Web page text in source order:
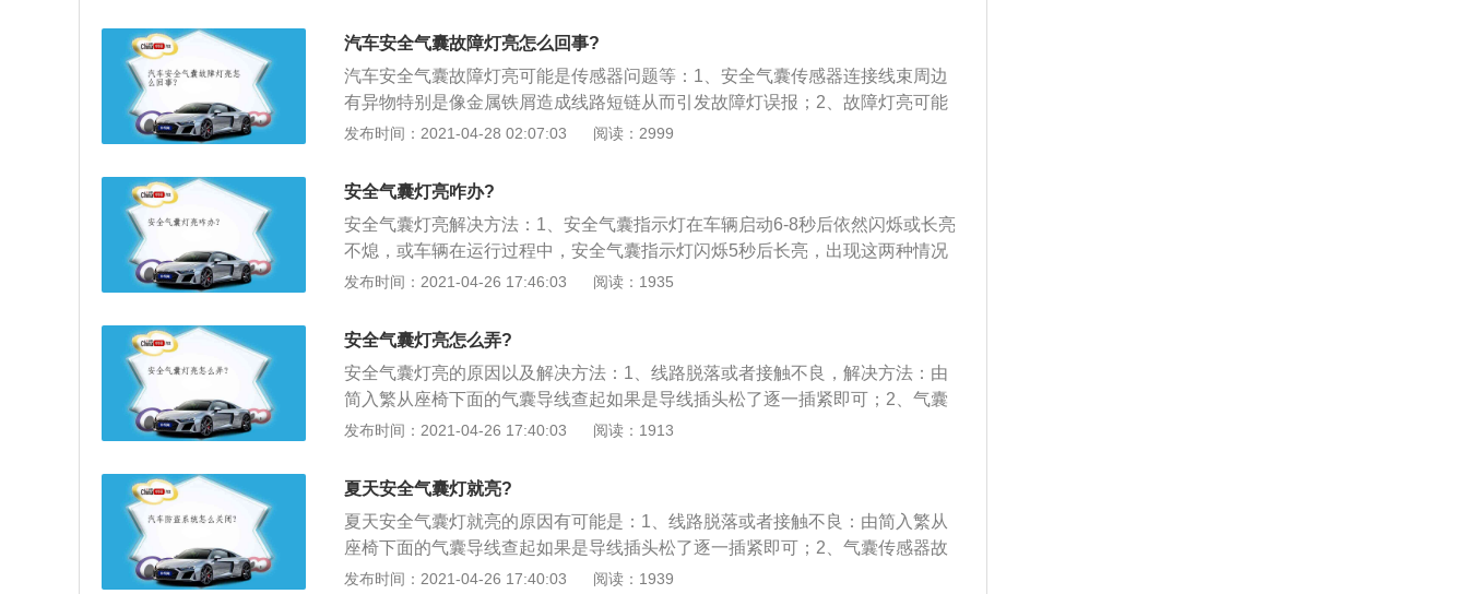
地的4s店请专业的维修人员进行维修，这样才有安全保证。
产生故障码，这种情况清除即可；3、真发生故障，所涉及的故障原因较多，比
如安全气囊故障、气囊游丝故障、碰撞传感器故障、气囊插头松动、线路断路
等，需要及时用诊断仪读取故障代码根据故障代码找到故障点并排除解决。
汽车安全气囊故障灯亮怎么回事?
汽车安全气囊故障灯亮可能是传感器问题等：1、安全气囊传感器连接线束周边
有异物特别是像金属铁屑造成线路短链从而引发故障灯误报；2、故障灯亮可能
是汽车ECU传感数据报错导致；3、故障灯无故亮起很可能是车辆长期停放在潮
发布时间：2021-04-28 02:07:03 阅读：2999
安全气囊灯亮咋办?
安全气囊灯亮解决方法：1、安全气囊指示灯在车辆启动6-8秒后依然闪烁或长亮
不熄，或车辆在运行过程中，安全气囊指示灯闪烁5秒后长亮，出现这两种情况
就表示安全气囊可能出现故障。那就要尽快到4S店进行检修。安全气囊一般由传
囊灯亮的原因可能就是其中某一板块损坏；2、如果在行驶过程中碰到安全气囊
故障灯亮起，千万不要慌张，我们可以继续平稳驾驶车辆到附近的4s店或维修厂
进行检修。万一需要更换整套安全气囊，车主也不要觉得不值，最好到正规的维
修店进行，市面上的安全气囊鱼目混珠，伪冒和翻新件质量难以保证，最终得不
偿失；3、由于各个厂家对安全气囊的技术保密，再加上目前还没有出台相关的
不然，安全气囊在使用8-10年后质量就难以保证了，所以建议1-2万公里就要进行
一次维修保养。
发布时间：2021-04-26 17:46:03 阅读：1935
安全气囊灯亮怎么弄?
安全气囊灯亮的原因以及解决方法：1、线路脱落或者接触不良，解决方法：由
简入繁从座椅下面的气囊导线查起如果是导线插头松了逐一插紧即可；2、气囊
传感器故障，解决方法：更换驾驶员侧侧面安全气囊传感器；3、气囊故障，解
障，解决方法：更换安全气囊控制单元。
发布时间：2021-04-26 17:40:03 阅读：1913
夏天安全气囊灯就亮?
夏天安全气囊灯就亮的原因有可能是：1、线路脱落或者接触不良：由简入繁从
座椅下面的气囊导线查起如果是导线插头松了逐一插紧即可；2、气囊传感器故
障：更换驾驶员侧侧面安全气囊传感器；3、气囊故障：要检查你的安全带传感
发布时间：2021-04-26 17:40:03 阅读：1939